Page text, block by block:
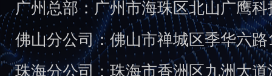
广州总部：广州市海珠区北山广鹰科
佛山分公司：佛山市禅城区季华六路
珠海分公司：珠海市香洲区九洲大道